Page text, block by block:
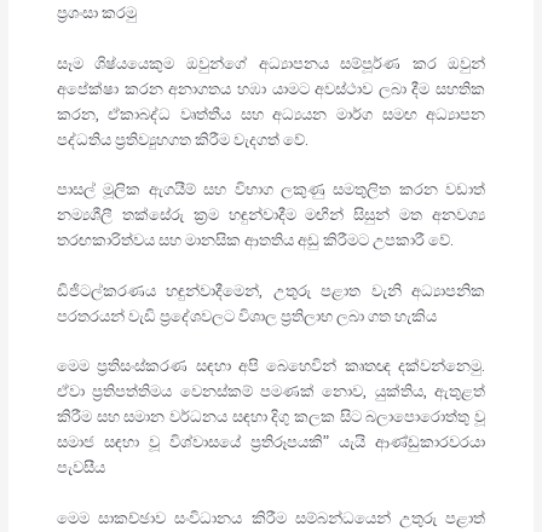
ප්‍රශංසා කරමු
සෑම ශිෂ්යයෙකුම ඔවුන්ගේ අධ්‍යාපනය සම්පූර්ණ කර ඔවුන්
අපේක්ෂා කරන අනාගතය හඹා යාමට අවස්ථාව ලබා දීම සහතික
කරන, ඒකාබද්ධ වෘත්තීය සහ අධ්‍යයන මාර්ග සමඟ අධ්‍යාපන
පද්ධතිය ප්‍රතිව්‍යුහගත කිරීම වැදගත් වේ.
පාසල් මූලික ඇගයීම් සහ විභාග ලකුණු සමතුලිත කරන වඩාත්
නම්‍යශීලී තක්සේරු ක්‍රම හඳුන්වාදීම මඟින් සිසුන් මත අනවශ්‍ය
තරඟකාරිත්වය සහ මානසික ආතතිය අඩු කිරීමට උපකාරී වේ.
ඩිජිටල්කරණය හඳුන්වාදීමෙන්, උතුරු පළාත වැනි අධ්‍යාපනික
පරතරයන් වැඩි ප්‍රදේශවලට විශාල ප්‍රතිලාභ ලබා ගත හැකිය
මෙම ප්‍රතිසංස්කරණ සඳහා අපි බෙහෙවින් කෘතඥ දක්වන්නෙමු.
ඒවා ප්‍රතිපත්තිමය වෙනස්කම් පමණක් නොව, යුක්තිය, ඇතුළත්
කිරීම සහ සමාන වර්ධනය සඳහා දිගු කලක සිට බලාපොරොත්තු වූ
සමාජ සඳහා වූ විශ්වාසයේ ප්‍රතිරූපයකි” යැයි ආණ්ඩුකාරවරයා
පැවසීය
මෙම සාකච්ඡාව සංවිධානය කිරීම සම්බන්ධයෙන් උතුරු පළාත්